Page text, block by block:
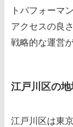
トパフォーマ
アクセスの良
戦略的な運営
江戸川区の
江戸川区は東